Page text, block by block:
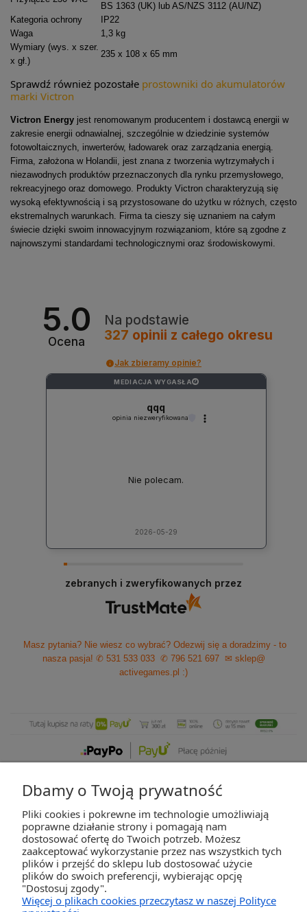
BS 1363 (UK) lub AS/NZS 3112 (AU/NZ)
Kategoria ochrony
IP22
Waga
1,3 kg
Wymiary (wys. x szer.
x gł.)
235 x 108 x 65 mm
Sprawdź również pozostałe prostowniki do akumulatorów
marki Victron
Victron Energy jest renomowanym producentem i dostawcą energii w
zakresie energii odnawialnej, szczególnie w dziedzinie systemów
fotowoltaicznych, inwerterów, ładowarek oraz zarządzania energią.
Firma, założona w Holandii, jest znana z tworzenia wytrzymałych i
niezawodnych produktów przeznaczonych dla rynku przemysłowego,
rekreacyjnego oraz domowego. Produkty Victron charakteryzują się
wysoką efektywnością i są przystosowane do użytku w różnych, często
ekstremalnych warunkach. Firma ta cieszy się uznaniem na całym
świecie dzięki swoim innowacyjnym rozwiązaniom, które są zgodne z
najnowszymi standardami technologicznymi oraz środowiskowymi.
5.0
Ocena
Na podstawie
327 opinii z całego okresu
Jak zbieramy opinie?
MEDIACJA WYGASŁA ?
qqq
opinia niezweryfikowana
Nie polecam.
2026-05-29
zebranych i zweryfikowanych przez
Masz pytania? Nie wiesz co wybrać? Odezwij się a doradzimy - to
nasza pasja! ✆ 531 533 033 ✆ 796 521 697
✉ sklep@
activegames.pl :)
ZAKUPY
POMOC
Dbamy o Twoją prywatność
Pliki cookies i pokrewne im technologie umożliwiają
poprawne działanie strony i pomagają nam
dostosować ofertę do Twoich potrzeb. Możesz
zaakceptować wykorzystanie przez nas wszystkich tych
plików i przejść do sklepu lub dostosować użycie
plików do swoich preferencji, wybierając opcję
"Dostosuj zgody".
Więcej o plikach cookies przeczytasz w naszej Polityce